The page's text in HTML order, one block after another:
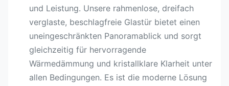
und Leistung. Unsere rahmenlose, dreifach
verglaste, beschlagfreie Glastür bietet einen
uneingeschränkten Panoramablick und sorgt
gleichzeitig für hervorragende
Wärmedämmung und kristallklare Klarheit unter
allen Bedingungen. Es ist die moderne Lösung